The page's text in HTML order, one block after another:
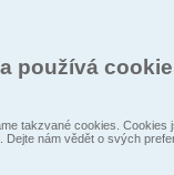
používá
takzvané cookies.
Dejte nám vědět o svých